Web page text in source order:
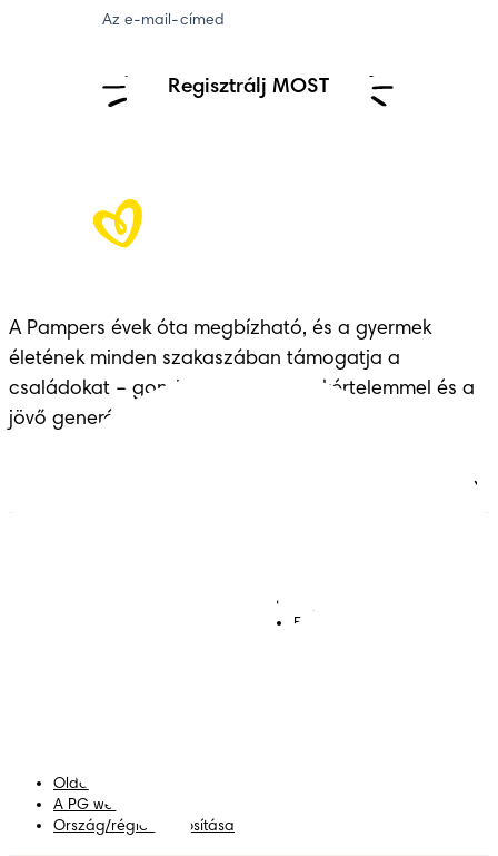
Az e-mail-címed
Regisztrálj MOST
A Pampers évek óta megbízható, és a gyermek
életének minden szakaszában támogatja a
családokat – gondoskodással, szakértelemmel és a
jövő generációinak átadott örökséggel.
Felhasználási feltételek
Oldaltérkép
A PG weboldala
Ország/régió módosítása